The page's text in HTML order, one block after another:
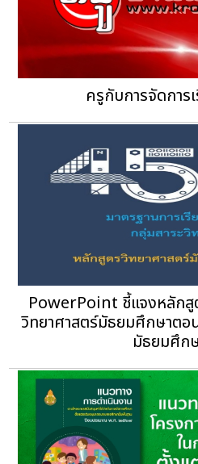
ครูกับการจัดการ
PowerPoint ชี้แจงหลักสู
วิทยาศาสตร์มัธยมศึกษาตอ
มัธยมศึก